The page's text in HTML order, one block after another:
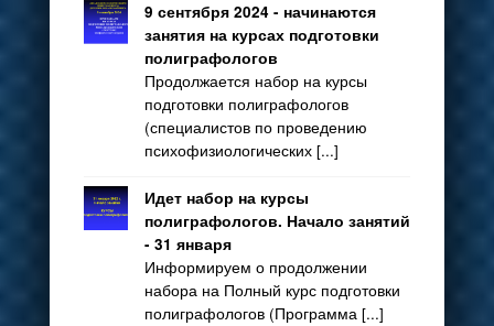
9 сентября 2024 - начинаются
занятия на курсах подготовки
полиграфологов
Продолжается набор на курсы
подготовки полиграфологов
(специалистов по проведению
психофизиологических [...]
Идет набор на курсы
полиграфологов. Начало занятий
- 31 января
Информируем о продолжении
набора на Полный курс подготовки
полиграфологов (Программа [...]